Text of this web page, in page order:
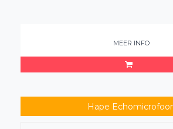
MEER INFO
Hape